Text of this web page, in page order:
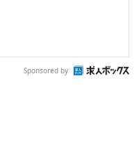
Sponsored by